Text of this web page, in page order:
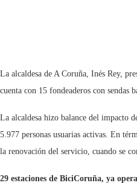
La alcaldesa de A Coruña, Inés Rey,
cuenta con 15 fondeaderos con sendas
La alcaldesa hizo balance del impacto
5.977 personas usuarias activas. En
la renovación del servicio, cuando se
29 estaciones de BiciCoruña, ya